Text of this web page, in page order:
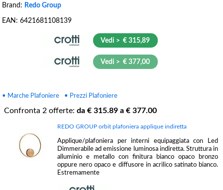
Brand: Redo Group
EAN: 6421681108139
Vedi > € 315,89
Vedi > € 377,00
• Marche Plafoniere • Prezzi Plafoniere
Confronta 2 offerte: da € 315.89 a € 377.00
REDO GROUP orbit plafoniera applique indiretta
Applique/plafoniera per interni equipaggiata con Led
Dimmerabile ad emissione luminosa indiretta. Struttura in
alluminio e metallo con finitura bianco opaco bronzo
oppure nero opaco e diffusore in acrilico satinato bianco.
Estremamente